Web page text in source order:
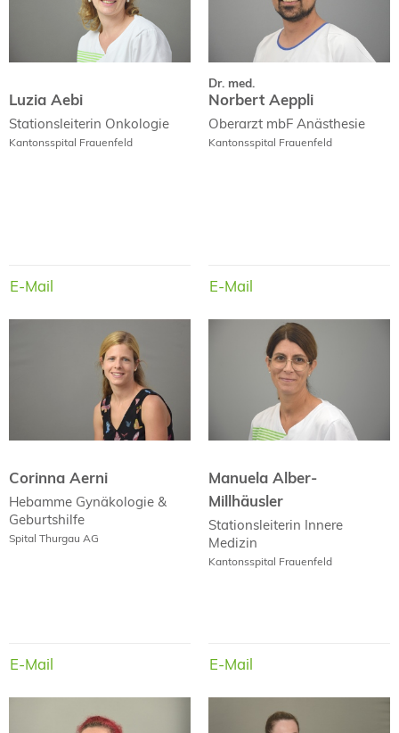
Luzia Aebi
Stationsleiterin Onkologie
Kantonsspital Frauenfeld
E-Mail
Dr. med.
Norbert Aeppli
Oberarzt mbF Anästhesie
Kantonsspital Frauenfeld
E-Mail
Corinna Aerni
Hebamme Gynäkologie &
Geburtshilfe
Spital Thurgau AG
E-Mail
Corinna Aerni
Manuela Alber-
Millhäusler
Stationsleiterin Innere
Medizin
Kantonsspital Frauenfeld
E-Mail
Manuela Alber-
Millhäusler
Janina Alder